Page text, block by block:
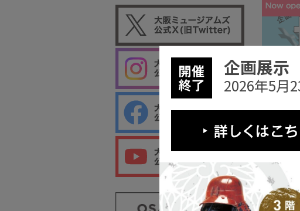
企画
が語る
2026年7
企画展示
2026年5月